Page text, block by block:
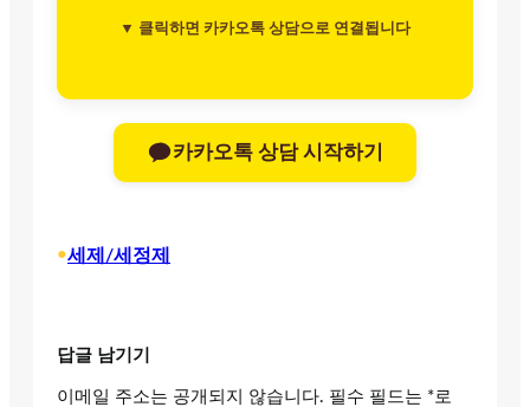
▼ 클릭하면 카카오톡 상담으로 연결됩니다
카카오톡 상담 시작하기
•세제/세정제
답글 남기기
이메일 주소는 공개되지 않습니다. 필수 필드는 *로